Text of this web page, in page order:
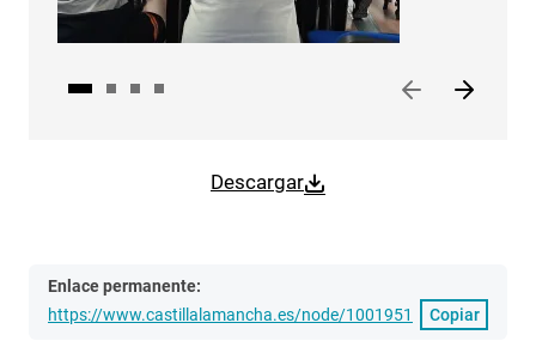
Descargar
Enlace permanente:
https://www.castillalamancha.es/node/1001951
Copiar